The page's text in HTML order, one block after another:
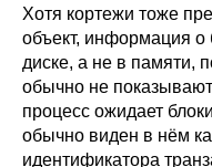
Хотя кортежи тоже
объект, информация о
диске, а не в памяти,
обычно не
процесс ожидает
обычно виден в нём
идентификатора